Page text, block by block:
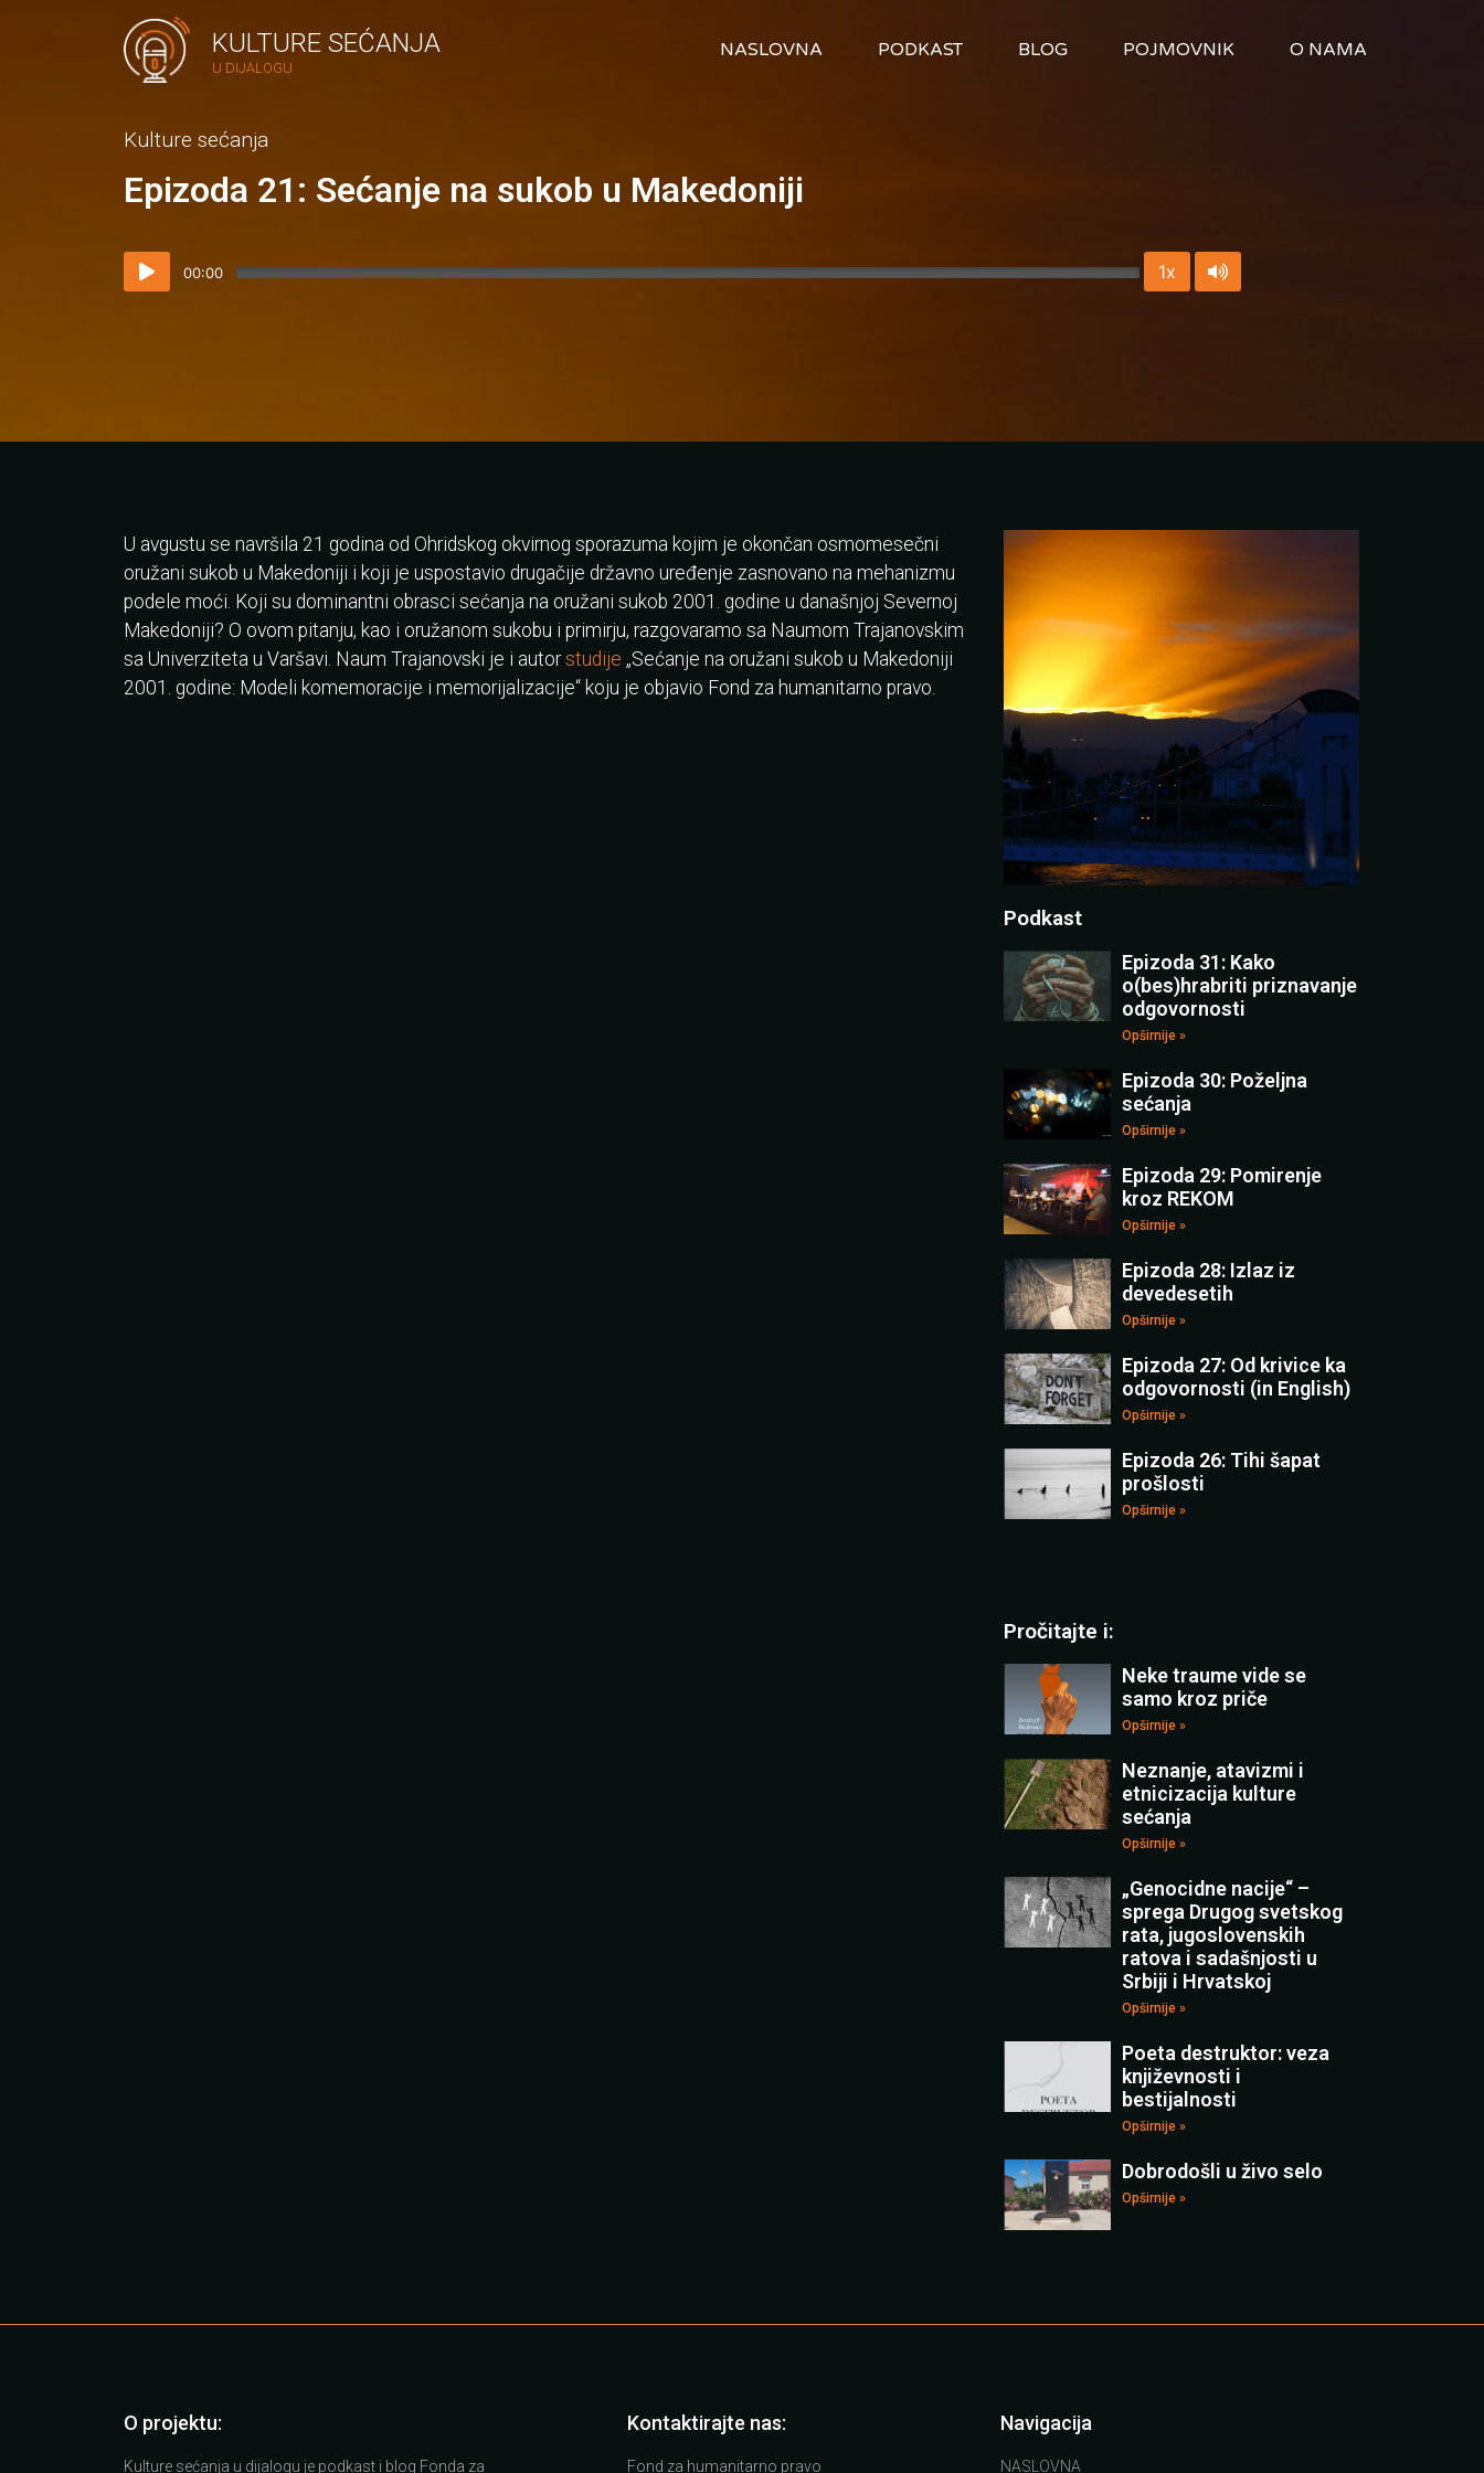
KULTURE SEĆANJA
U DIJALOGU
NASLOVNA PODKAST BLOG POJMOVNIK O NAMA
Kulture sećanja
Epizoda 21: Sećanje na sukob u Makedoniji
00:00 1x
U avgustu se navršila 21 godina od Ohridskog okvirnog sporazuma kojim je okončan osmomesečni
oružani sukob u Makedoniji i koji je uspostavio drugačije državno uređenje zasnovano na mehanizmu
podele moći. Koji su dominantni obrasci sećanja na oružani sukob 2001. godine u današnjoj Severnoj
Makedoniji? O ovom pitanju, kao i oružanom sukobu i primirju, razgovaramo sa Naumom Trajanovskim
sa Univerziteta u Varšavi. Naum Trajanovski je i autorstudije „Sećanje na oružani sukob u Makedoniji
2001. godine: Modeli komemoracije i memorijalizacije“ koju je objavio Fond za humanitarno pravo.
Podkast
Epizoda 31: Kako
o(bes)hrabriti priznavanje
odgovornosti
Opširnije »
Epizoda 30: Poželjna
sećanja
Opširnije »
Epizoda 29: Pomirenje
kroz REKOM
Opširnije »
Epizoda 28: Izlaz iz
devedesetih
Opširnije »
Epizoda 27: Od krivice ka
odgovornosti (in English)
Opširnije »
Epizoda 26: Tihi šapat
prošlosti
Opširnije »
Pročitajte i:
Neke traume vide se
samo kroz priče
Opširnije »
Neznanje, atavizmi i
etnicizacija kulture
sećanja
Opširnije »
„Genocidne nacije“ –
sprega Drugog svetskog
rata, jugoslovenskih
ratova i sadašnjosti u
Srbiji i Hrvatskoj
Opširnije »
Poeta destruktor: veza
književnosti i
bestijalnosti
Opširnije »
Dobrodošli u živo selo
Opširnije »
O projektu:
Kulture sećanja u dijalogu je podkast i blog Fonda za
Kontaktirajte nas:
Fond za humanitarno pravo
Navigacija
NASLOVNA